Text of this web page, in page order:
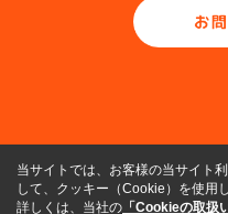
当サイトでは、お客様の当サイト
して、クッキー（Cookie）を使用
詳しくは、当社の 「Cookieの取扱